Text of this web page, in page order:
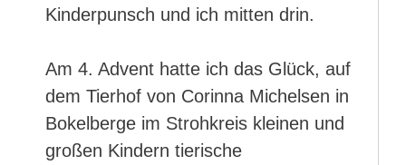
Kinderpunsch und ich mitten drin.
Am 4. Advent hatte ich das Glück, auf
dem Tierhof von Corinna Michelsen in
Bokelberge im Strohkreis kleinen und
großen Kindern tierische